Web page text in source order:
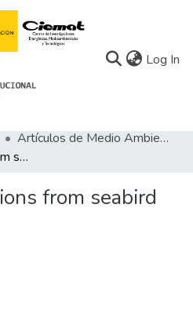
Log In
Artículos de Medio Ambiente
Ammonia emissions from seabird colonies
from seabird